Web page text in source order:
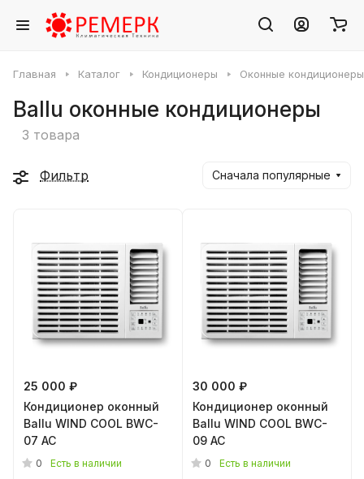
Главная Каталог Кондиционеры Оконные кондиционеры
Ballu оконные кондиционеры
3 товара
Фильтр Сначала популярные
25 000 ₽
Кондиционер оконный
Ballu WIND COOL BWC-
07 AC
0 Есть в наличии
30 000 ₽
Кондиционер оконный
Ballu WIND COOL BWC-
09 AC
0 Есть в наличии